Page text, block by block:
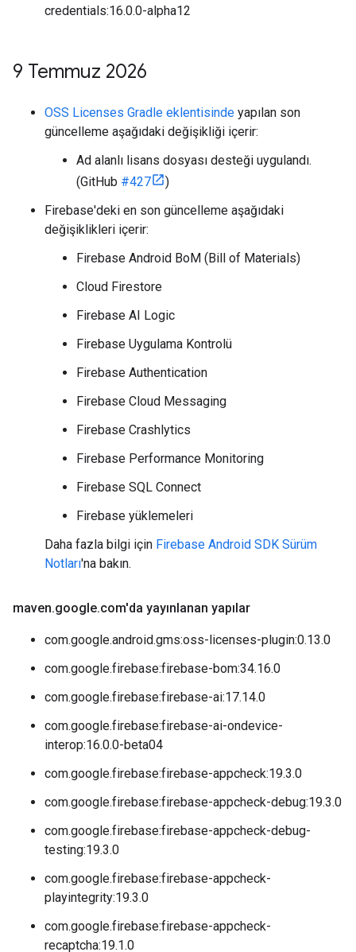
credentials:16.0.0-alpha12
9 Temmuz 2026
OSS Licenses Gradle eklentisinde yapılan son
güncelleme aşağıdaki değişikliği içerir:
Ad alanlı lisans dosyası desteği uygulandı.
(GitHub #427
)
Firebase'deki en son güncelleme aşağıdaki
değişiklikleri içerir:
Firebase Android BoM (Bill of Materials)
Cloud Firestore
Firebase AI Logic
Firebase Uygulama Kontrolü
Firebase Authentication
Firebase Cloud Messaging
Firebase Crashlytics
Firebase Performance Monitoring
Firebase SQL Connect
Firebase yüklemeleri
Daha fazla bilgi için Firebase Android SDK Sürüm
Notları'na bakın.
maven.google.com'da yayınlanan yapılar
com.google.android.gms:oss-licenses-plugin:0.13.0
com.google.firebase:firebase-bom:34.16.0
com.google.firebase:firebase-ai:17.14.0
com.google.firebase:firebase-ai-ondevice-
interop:16.0.0-beta04
com.google.firebase:firebase-appcheck:19.3.0
com.google.firebase:firebase-appcheck-debug:19.3.0
com.google.firebase:firebase-appcheck-debug-
testing:19.3.0
com.google.firebase:firebase-appcheck-
playintegrity:19.3.0
com.google.firebase:firebase-appcheck-
recaptcha:19.1.0